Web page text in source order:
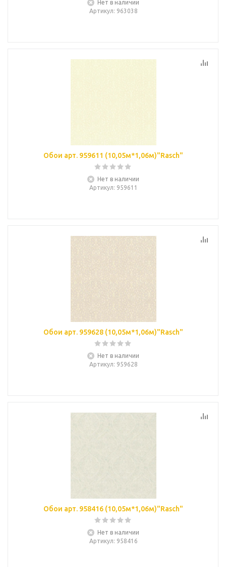
Нет в наличии
Артикул: 963038
Обои арт. 959611 (10,05м*1,06м)"Rasch"
Нет в наличии
Артикул: 959611
Обои арт. 959628 (10,05м*1,06м)"Rasch"
Нет в наличии
Артикул: 959628
Обои арт. 958416 (10,05м*1,06м)"Rasch"
Нет в наличии
Артикул: 958416